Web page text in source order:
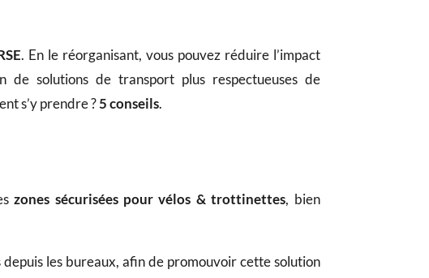
. En le réorganisant, vous pouvez réduire l’impact
de solutions de transport plus respectueuses de
s’y prendre ?5 conseils.
zones sécurisées pour vélos & trottinettes, bien
depuis les bureaux, afin de promouvoir cette solution